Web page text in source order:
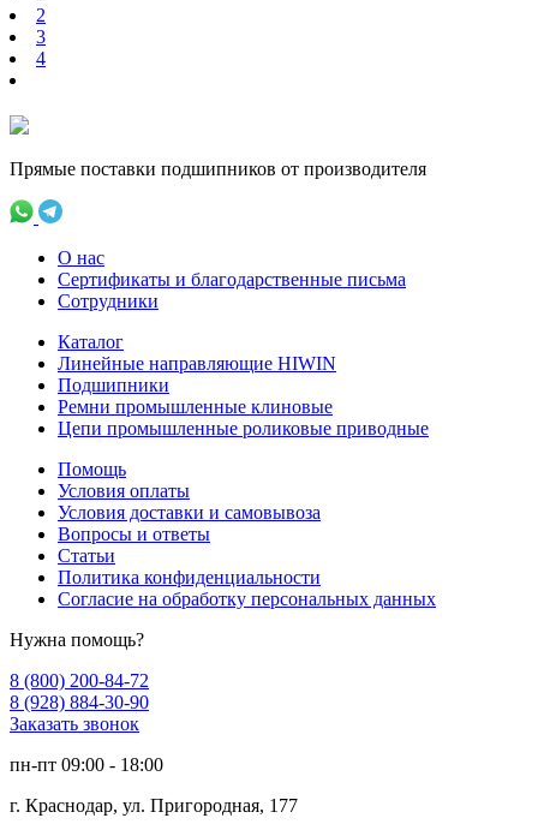
2
3
4
Прямые поставки подшипников от производителя
О нас
Сертификаты и благодарственные письма
Сотрудники
Каталог
Линейные направляющие HIWIN
Подшипники
Ремни промышленные клиновые
Цепи промышленные роликовые приводные
Помощь
Условия оплаты
Условия доставки и самовывоза
Вопросы и ответы
Статьи
Политика конфиденциальности
Согласие на обработку персональных данных
Нужна помощь?
8 (800) 200-84-72
8 (928) 884-30-90
Заказать звонок
пн-пт 09:00 - 18:00
г. Краснодар, ул. Пригородная, 177